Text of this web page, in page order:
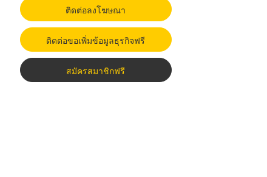
ติดต่อลงโฆษณา
ติดต่อขอเพิ่มข้อมูลธุรกิจฟรี
สมัครสมาชิกฟรี